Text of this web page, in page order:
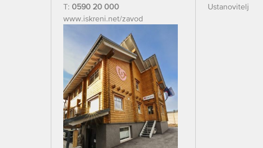
T: 0590 20 000
www.iskreni.net/zavod
Ustanovitelj